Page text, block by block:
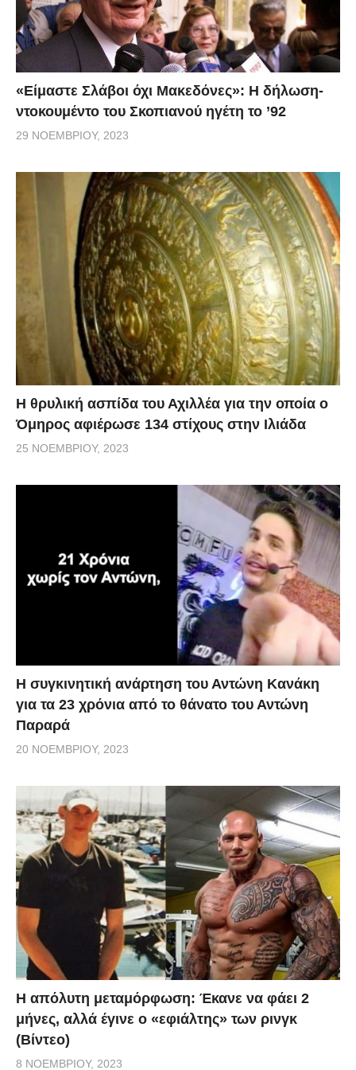
«Είμαστε Σλάβοι όχι Μακεδόνες»: Η δήλωση-
ντοκουμέντο του Σκοπιανού ηγέτη το ’92
29 ΝΟΕΜΒΡΊΟΥ, 2023
Η θρυλική ασπίδα του Αχιλλέα για την οποία ο
Όμηρος αφιέρωσε 134 στίχους στην Ιλιάδα
25 ΝΟΕΜΒΡΊΟΥ, 2023
Η συγκινητική ανάρτηση του Αντώνη Κανάκη
για τα 23 χρόνια από το θάνατο του Αντώνη
Παραρά
20 ΝΟΕΜΒΡΊΟΥ, 2023
Η απόλυτη μεταμόρφωση: Έκανε να φάει 2
μήνες, αλλά έγινε ο «εφιάλτης» των ρινγκ
(Βίντεο)
8 ΝΟΕΜΒΡΊΟΥ, 2023